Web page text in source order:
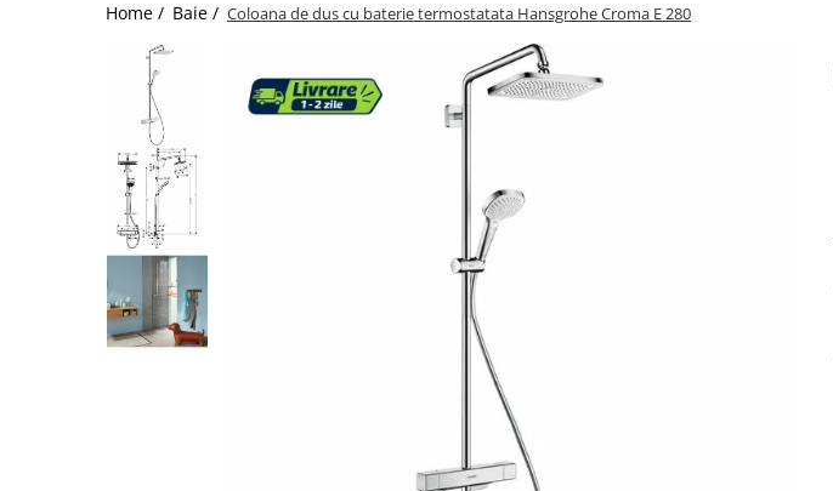
Baterii chiuveta baie
Baterii cada si dus
Baterii bideu si dus igienic
Accesorii baterii
Sisteme de dus
Coloane de dus
Home / Baie / Coloana de dus cu baterie termostatata Hansgrohe Croma E 280